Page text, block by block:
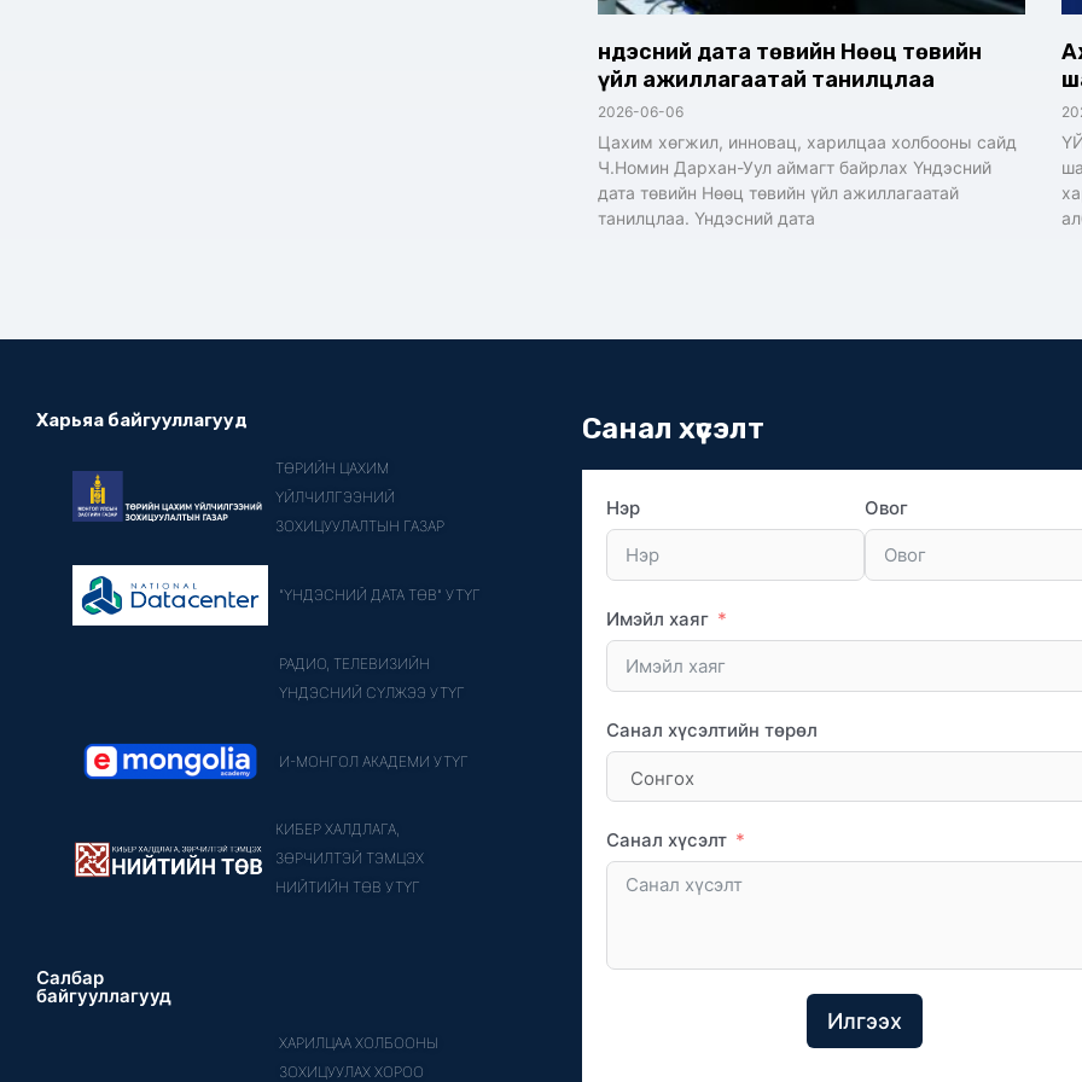
Үндэсний дата төвийн Нөөц төвийн
үйл ажиллагаатай танилцлаа
2026-06-06
Цахим хөгжил, инновац, харилцаа холбооны сайд
Ч.Номин Дархан-Уул аймагт байрлах Үндэсний
дата төвийн Нөөц төвийн үйл ажиллагаатай
танилцлаа. Үндэсний дата
Харьяа байгууллагууд
ТӨРИЙН ЦАХИМ
ҮЙЛЧИЛГЭЭНИЙ
ЗОХИЦУУЛАЛТЫН ГАЗАР
"ҮНДЭСНИЙ ДАТА ТӨВ" УТҮГ
РАДИО, ТЕЛЕВИЗИЙН
ҮНДЭСНИЙ СҮЛЖЭЭ УТҮГ
И-МОНГОЛ АКАДЕМИ УТҮГ
КИБЕР ХАЛДЛАГА,
ЗӨРЧИЛТЭЙ ТЭМЦЭХ
НИЙТИЙН ТӨВ УТҮГ
Салбар
байгууллагууд
ХАРИЛЦАА ХОЛБООНЫ
ЗОХИЦУУЛАХ ХОРОО
Санал хүсэлт
Нэр Овог
Имэйл хаяг
Санал хүсэлтийн төрөл
Санал хүсэлт
Илгээх